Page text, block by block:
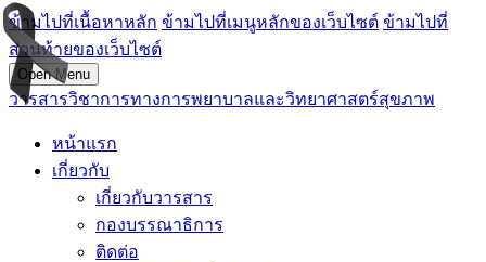
ข้ามไปที่เนื้อหาหลัก ข้ามไปที่เมนูหลักของเว็บไซต์ ข้ามไปที่
ส่วนท้ายของเว็บไซต์
Open Menu
วารสารวิชาการทางการพยาบาลและวิทยาศาสตร์สุขภาพ
หน้าแรก
เกี่ยวกับ
เกี่ยวกับวารสาร
กองบรรณาธิการ
ติดต่อ